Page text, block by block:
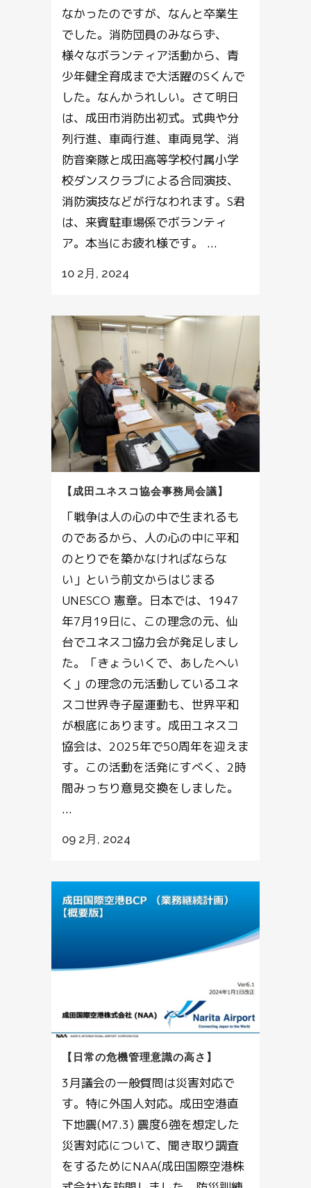
なかったのですが、なんと卒業生
でした。消防団員のみならず、
様々なボランティア活動から、青
少年健全育成まで大活躍のSくんで
した。なんかうれしい。さて明日
は、成田市消防出初式。式典や分
列行進、車両行進、車両見学、消
防音楽隊と成田高等学校付属小学
校ダンスクラブによる合同演技、
消防演技などが行なわれます。S君
は、来賓駐車場係でボランティ
ア。本当にお疲れ様です。 ...
10 2月, 2024
【成田ユネスコ協会事務局会議】
「戦争は人の心の中で生まれるも
のであるから、人の心の中に平和
のとりでを築かなければならな
い」という前文からはじまる
UNESCO 憲章。日本では、1947
年7月19日に、この理念の元、仙
台でユネスコ協力会が発足しまし
た。「きょういくで、あしたへい
く」の理念の元活動しているユネ
スコ世界寺子屋運動も、世界平和
が根底にあります。成田ユネスコ
協会は、2025年で50周年を迎えま
す。この活動を活発にすべく、2時
間みっちり意見交換をしました。
...
09 2月, 2024
【日常の危機管理意識の高さ】
3月議会の一般質問は災害対応で
す。特に外国人対応。成田空港直
下地震(M7.3) 震度6強を想定した
災害対応について、聞き取り調査
をするためにNAA(成田国際空港株